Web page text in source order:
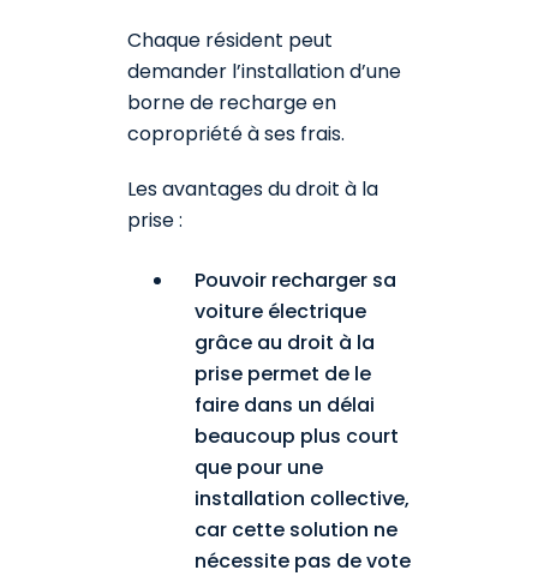
Chaque résident peut
demander l’installation d’une
borne de recharge en
copropriété à ses frais.
Les avantages du droit à la
prise :
Pouvoir recharger sa
voiture électrique
grâce au droit à la
prise permet de le
faire dans un délai
beaucoup plus court
que pour une
installation collective,
car cette solution ne
nécessite pas de vote